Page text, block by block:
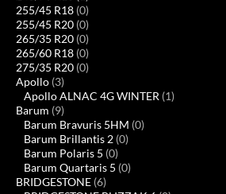
255/45 R18 (0)
255/45 R20 (0)
265/35 R20 (0)
265/60 R18 (0)
275/35 R20 (0)
Apollo (3)
Apollo ALNAC 4G WINTER (1)
Barum (9)
Barum Bravuris 5HM (0)
Barum Brillantis 2 (0)
Barum Polaris 5 (0)
Barum Quartaris 5 (0)
BRIDGESTONE (6)